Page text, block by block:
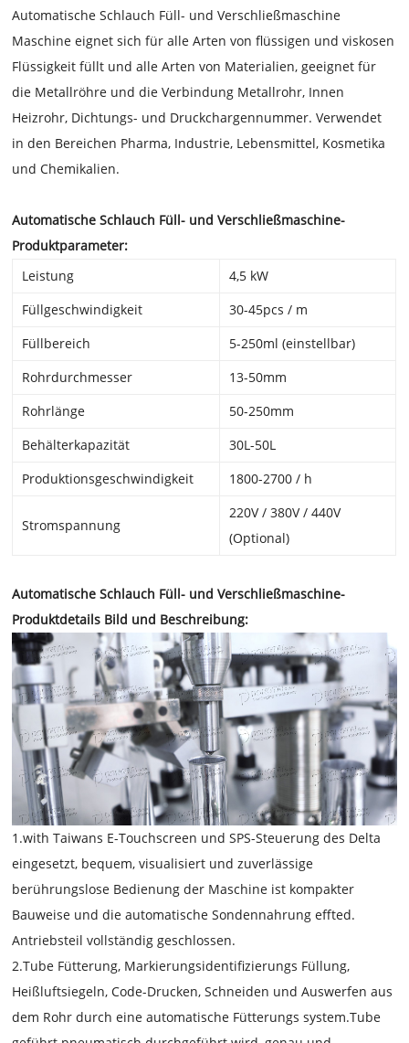
Automatische Schlauch Füll- und Verschließmaschine
Maschine eignet sich für alle Arten von flüssigen und viskosen
Flüssigkeit füllt und alle Arten von Materialien, geeignet für
die Metallröhre und die Verbindung Metallrohr, Innen
Heizrohr, Dichtungs- und Druckchargennummer.Verwendet
in den Bereichen Pharma, Industrie, Lebensmittel, Kosmetika
und Chemikalien.
Automatische Schlauch Füll- und Verschließmaschine-
Produktparameter:
Leistung
4,5 kW
Füllgeschwindigkeit
30-45pcs / m
Füllbereich
5-250ml (einstellbar)
Rohrdurchmesser
13-50mm
Rohrlänge
50-250mm
Behälterkapazität
30L-50L
Produktionsgeschwindigkeit
1800-2700 / h
Stromspannung
220V / 380V / 440V
(Optional)
Automatische Schlauch Füll- und Verschließmaschine-
Produktdetails Bild und Beschreibung:
1.with Taiwans E-Touchscreen und SPS-Steuerung des Delta
eingesetzt, bequem, visualisiert und zuverlässige
berührungslose Bedienung der Maschine ist kompakter
Bauweise und die automatische Sondennahrung effted.
Antriebsteil vollständig geschlossen.
2.Tube Fütterung, Markierungsidentifizierungs Füllung,
Heißluftsiegeln, Code-Drucken, Schneiden und Auswerfen aus
dem Rohr durch eine automatische Fütterungs system.Tube